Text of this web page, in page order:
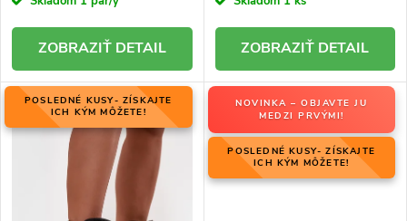
DETAIL DETAIL
POSLEDNÉ KUSY- ZÍSKAJTE
ICH KÝM MÔŽETE!
NOVINKA – OBJAVTE JU
MEDZI PRVÝMI!
POSLEDNÉ KUSY- ZÍSKAJTE
ICH KÝM MÔŽETE!